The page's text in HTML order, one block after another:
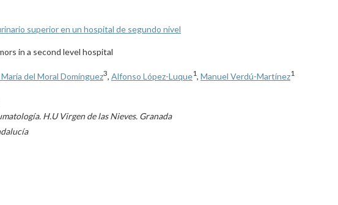
superior en un hospital de segundo nivel
in a second level hospital
María del Moral Domínguez3 Alfonso López-Luque1 Manuel Verdú-Martínez1
H.U Virgen de las Nieves. Granada